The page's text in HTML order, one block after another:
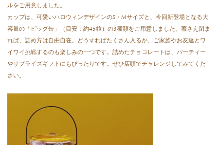
ルをご用意しました。
カップは、可愛いハロウィンデザインのS・Mサイズと、今回新登場となる大
容量の「ビッグ缶」（目安：約45粒）の3種類をご用意しました。蓋さえ閉ま
れば、詰め方は自由自在。どうすればたくさん入るか、ご家族やお友達とワ
イワイ挑戦するのも楽しみの一つです。詰めたチョコレートは、パーティー
やサプライズギフトにもぴったりです。ぜひ店頭でチャレンジしてみてくだ
さい。